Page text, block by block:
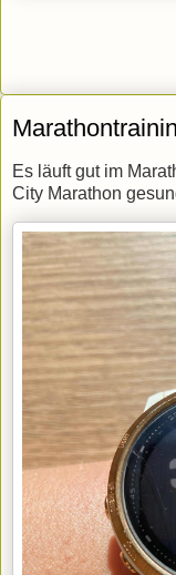
Es läuft gut im
City Marathon